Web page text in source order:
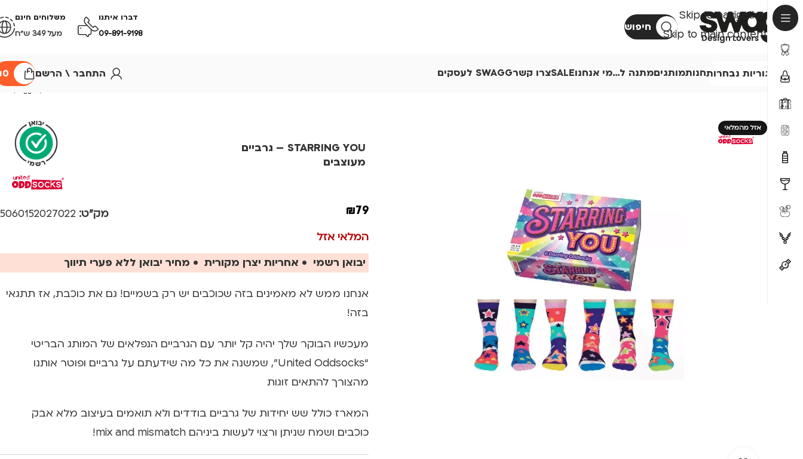
Skip to navigation
Skip to main content
חיפוש
דברו איתנו
09-891-9198
משלוחים חינם
מעל 349 ש״ח
קטגוריות נבחרותחנותמותגיםמתנה ל…מי אנחנוSALEצרו קשרSWAGG לעסקים התחבר \ הרשם 0
אזל מהמלאי
STARRING YOU – גרביים
מעוצבים
₪79 מק"ט: 5060152027022
המלאי אזל
יבואן רשמי • אחריות יצרן מקורית • מחיר יבואן ללא פערי תיווך
אנחנו ממש לא מאמינים בזה שכוכבים יש רק בשמיים! גם את כוכבת, אז תתגאי
בזה!
מעכשיו הבוקר שלך יהיה קל יותר עם הגרביים הנפלאים של המותג הבריטי
“United Oddsocks”, שמשנה את כל מה שידעתם על גרביים ופוטר אותנו
מהצורך להתאים זוגות
המארז כולל שש יחידות של גרביים בודדים ולא תואמים בעיצוב מלא אבק
כוכבים ושמח שניתן ורצוי לעשות ביניהם mix and mismatch!